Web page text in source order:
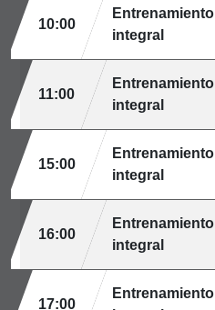
10:00
Entrenamiento
integral
11:00
Entrenamiento
integral
15:00
Entrenamiento
integral
16:00
Entrenamiento
integral
17:00
Entrenamiento